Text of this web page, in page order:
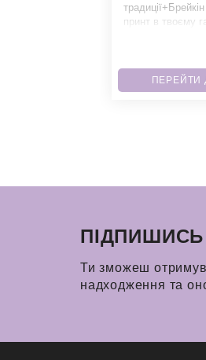
принт в твоєму
ПЕРЕЙТИ
Ти зможеш
надходження та